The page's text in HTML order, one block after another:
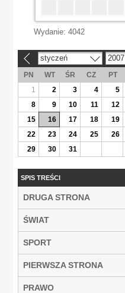
Wydanie: 4042
styczeń 2007
PN WT ŚR CZ PT
1
2 3 4 5
8
9 10 11 12
15
16 17 18 19
22
23 24 25 26
29
30 31
SPIS TREŚCI
DRUGA STRONA
ŚWIAT
SPORT
PIERWSZA STRONA
PRAWO